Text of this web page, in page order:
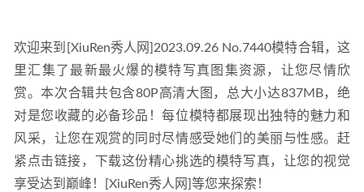
欢迎来到[XiuRen秀人网]2023.09.26 No.7440模特合辑，这
里汇集了最新最火爆的模特写真图集资源，让您尽情欣
赏。本次合辑共包含80P高清大图，总大小达837MB，绝
对是您收藏的必备珍品！每位模特都展现出独特的魅力和
风采，让您在观赏的同时尽情感受她们的美丽与性感。赶
紧点击链接，下载这份精心挑选的模特写真，让您的视觉
享受达到巅峰！[XiuRen秀人网]等您来探索！